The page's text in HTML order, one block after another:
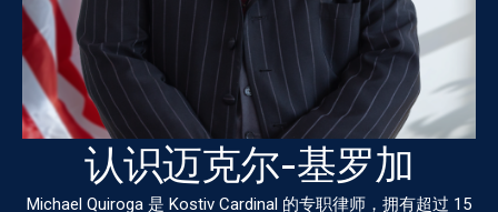
认识迈克尔-基罗加
Michael Quiroga 是 Kostiv Cardinal 的专职律师，拥有超过 15